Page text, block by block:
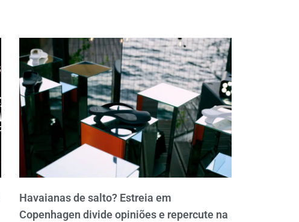
Havaianas de salto? Estreia em
Copenhagen divide opiniões e repercute na